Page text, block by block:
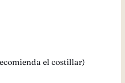
el costillar)